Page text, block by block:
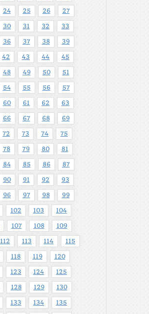
24 25 26 27
30 31 32 33
36 37 38 39
42 43 44 45
48 49 50 51
54 55 56 57
60 61 62 63
66 67 68 69
72 73 74 75
78 79 80 81
84 85 86 87
90 91 92 93
96 97 98 99
102 103 104
107 108 109
112 113 114 115
118 119 120
123 124 125
128 129 130
133 134 135